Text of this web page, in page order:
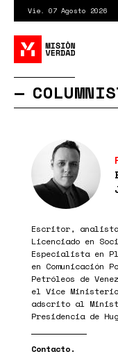
contenido
principal
Vie. 07 Agosto 2026
Escritor,
Licenciado en
Especialista en
en
Petróleos de
el Vice
adscrito al
Presidencia de